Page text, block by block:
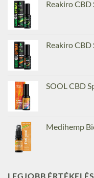
Reakiro
Reakiro CBD
SOOL CBD
Medihemp
LEGJOBB ÉRTÉKELÉS